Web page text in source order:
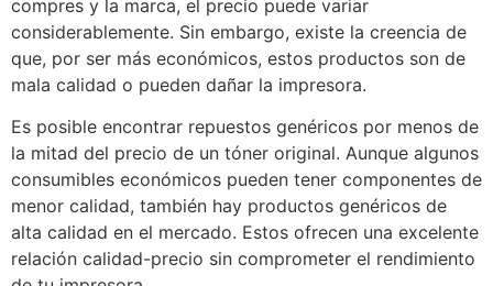
compres y la marca, el precio puede variar
considerablemente. Sin embargo, existe la creencia de
que, por ser más económicos, estos productos son de
mala calidad o pueden dañar la impresora.
Es posible encontrar repuestos genéricos por menos de
la mitad del precio de un tóner original. Aunque algunos
consumibles económicos pueden tener componentes de
menor calidad, también hay productos genéricos de
alta calidad en el mercado. Estos ofrecen una excelente
relación calidad-precio sin comprometer el rendimiento